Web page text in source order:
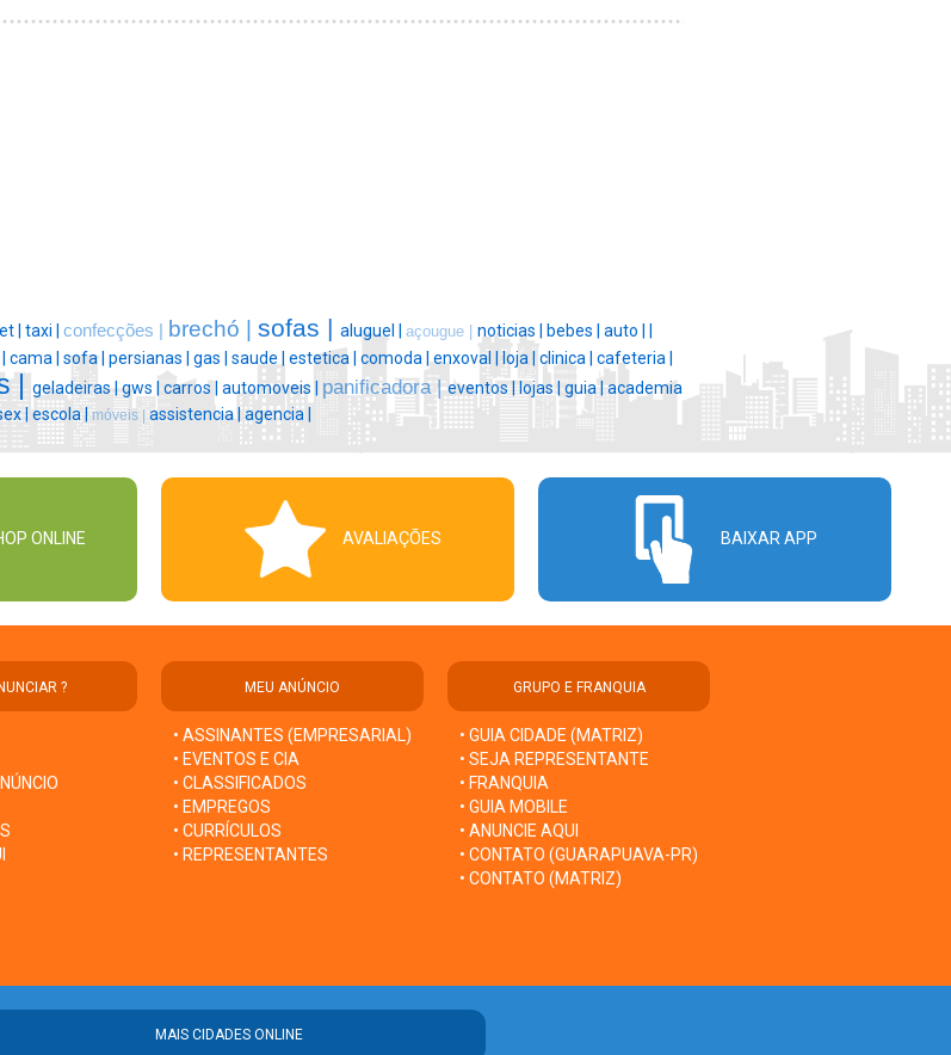
| taxi | confecções | brechó | sofas | aluguel | açougue | noticias | bebes | auto |
cama | sofa | persianas | gas | saude | estetica | comoda | enxoval | loja | clinica | cafeteria |
| geladeiras |gws | carros | automoveis | panificadora |eventos | lojas | guia | academia
| escola | móveis | assistencia |agencia |
ONLINE AVALIAÇÕES BAIXAR APP
? MEU ANÚNCIO
• ASSINANTES (EMPRESARIAL)
• EVENTOS E CIA
• CLASSIFICADOS
• EMPREGOS
• CURRÍCULOS
• REPRESENTANTES
GRUPO E FRANQUIA
• GUIA CIDADE (MATRIZ)
• SEJA REPRESENTANTE
• FRANQUIA
• GUIA MOBILE
• ANUNCIE AQUI
• CONTATO (GUARAPUAVA-PR)
• CONTATO (MATRIZ)
MAIS CIDADES ONLINE